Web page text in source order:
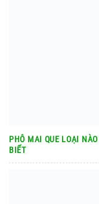
PHÔ MAI QUE LOẠI
BIẾT